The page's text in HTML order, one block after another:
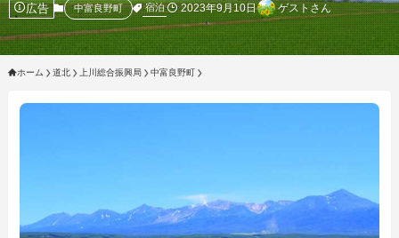
広告 中富良野町 宿泊 2023年9月10日 ゲストさん
ホーム 道北 上川総合振興局 中富良野町